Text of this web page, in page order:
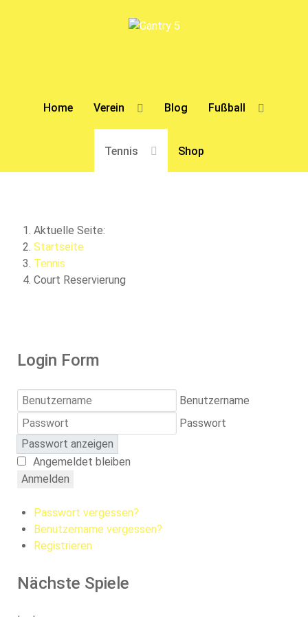
Home Verein Blog Fußball
Tennis Shop
Aktuelle Seite:
Startseite
Tennis
Court Reservierung
Login Form
Benutzername
Passwort
Passwort anzeigen
Angemeldet bleiben
Anmelden
Passwort vergessen?
Benutzername vergessen?
Registrieren
Nächste Spiele